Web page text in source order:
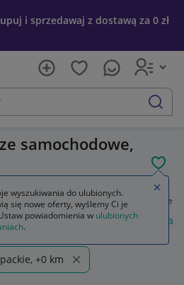
i sprzedawaj z dostawą za 0 zł
szukaj
samochodowe,
audio fabryczny Radioodtwarzacze
radioodtwarzacz
+0 km
wyszukiwania do ulubionych.
się nowe oferty, wyślemy Ci je
powiadomienia w ulubionych
.